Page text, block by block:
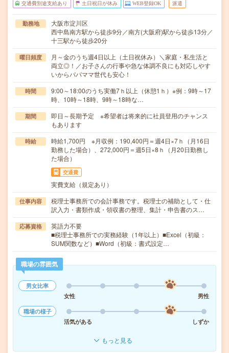
交通費別途支給あり 土日祝日が休み WEB登録OK 派遣
勤務地
大阪市淀川区
西中島南方駅から徒歩9分／南方(大阪府)駅から徒歩13分／
十三駅から徒歩20分
曜日頻度
月～金のうち週4日以上（土日祝休み）＼家庭・私生活と
両立◎！／お子さんの行事や急な体調不良にも対応しやす
いからパパママ世代も安心！
時間
9:00～18:00のうち実働7ｈ以上（休憩1ｈ）※例：9時～17
時、10時～18時、9時～18時な…
期間
即日～長期予定 ※希望者は将来的に社員登用のチャンス
もあります
時給
時給1,700円 ※月収例：190,400円＝週4日×7ｈ（月16日
勤務した場合）、272,000円＝週5日×8ｈ（月20日勤務し
た場合）
交通費
実費支給（規定あり）
仕事内容
税理士事務所での会計事務です。税理士の補助として・仕
訳入力・書類作成・領収書の整理、集計・申告書のス…
応募資格
英語力不要
■税理士事務所での実務経験（1年以上）■Excel（初級：
SUM関数など）■Word（初級：書式設定…
職場の雰囲気
男女比率
女性
男性
職場の様子
活気がある
しずか
もっと見る